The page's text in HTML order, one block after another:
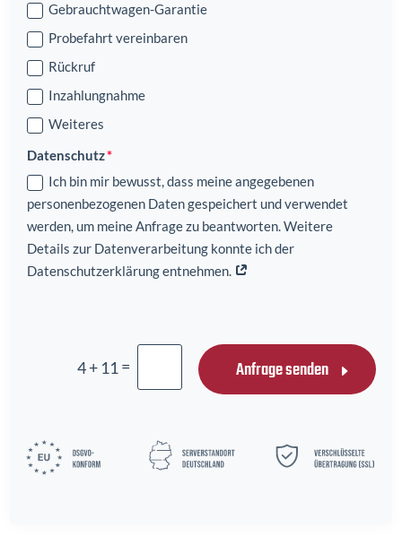
Gebrauchtwagen-Garantie
Probefahrt vereinbaren
Rückruf
Inzahlungnahme
Weiteres
Datenschutz
Ich bin mir bewusst, dass meine angegebenen
personenbezogenen Daten gespeichert und verwendet
werden, um meine Anfrage zu beantworten. Weitere
Details zur Datenverarbeitung konnte ich der
Datenschutzerklärung entnehmen.
4 + 11 = Anfrage senden